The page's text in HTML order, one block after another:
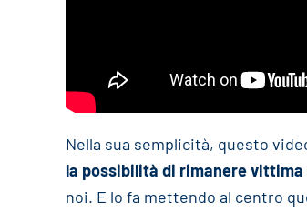
Nella sua semplicità, questo
la possibilità di rimanere
noi. E lo fa mettendo al centro